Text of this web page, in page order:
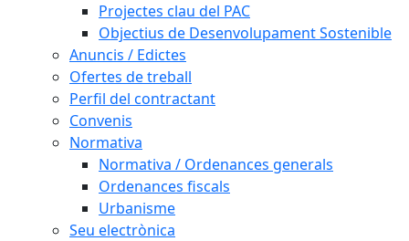
Projectes clau del PAC
Objectius de Desenvolupament Sostenible
Anuncis / Edictes
Ofertes de treball
Perfil del contractant
Convenis
Normativa
Normativa / Ordenances generals
Ordenances fiscals
Urbanisme
Seu electrònica